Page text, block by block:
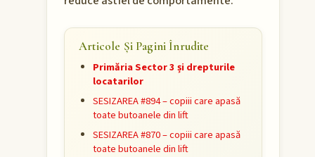
Articole Și Pagini Înrudite
Primăria Sector 3 și drepturile
locatarilor
SESIZAREA #894 – copiii care apasă
toate butoanele din lift
SESIZAREA #870 – copiii care apasă
toate butoanele din lift